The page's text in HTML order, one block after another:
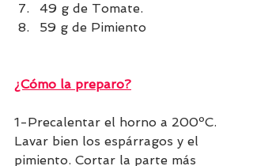
49 g de Tomate.
59 g de Pimiento
¿Cómo la preparo?
1-Precalentar el horno a 200ºC.
Lavar bien los espárragos y el
pimiento. Cortar la parte más